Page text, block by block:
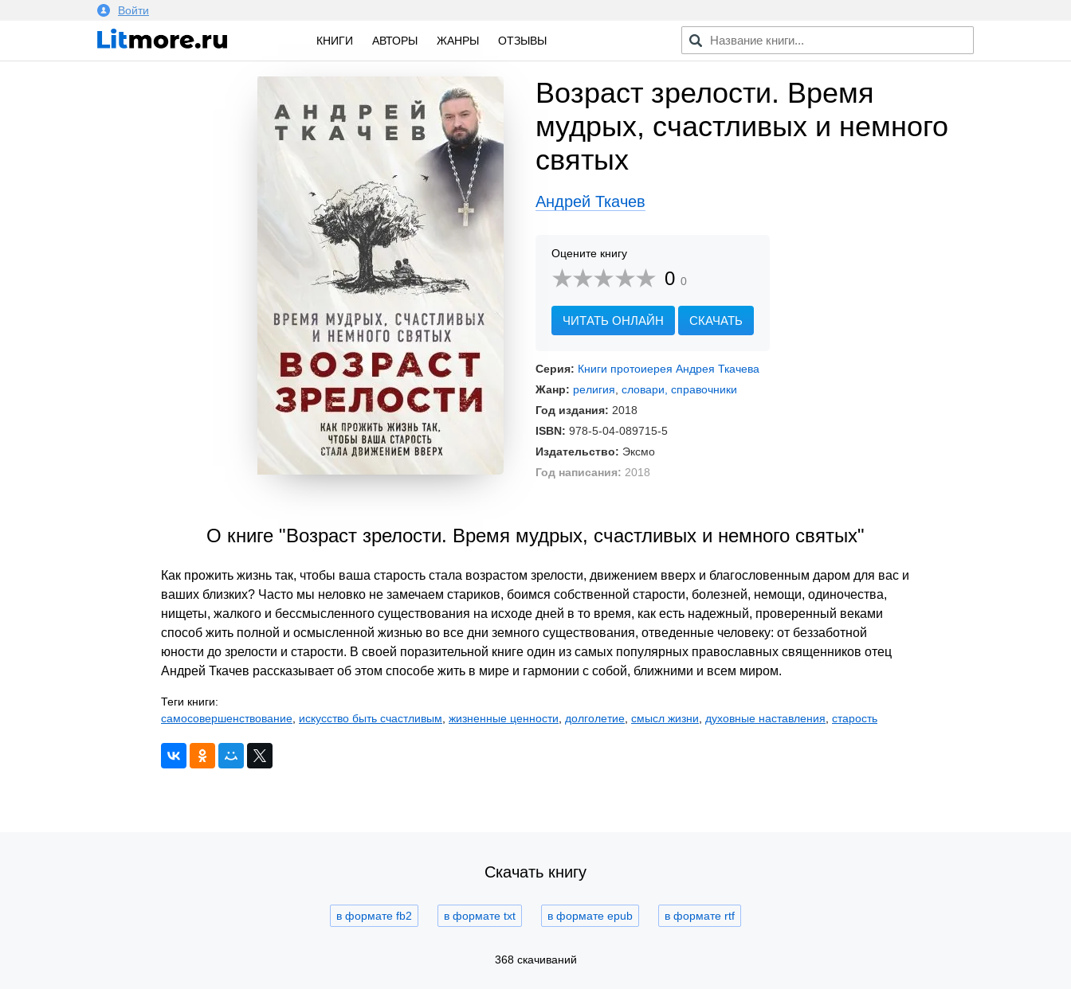
Войти
КНИГИ АВТОРЫ ЖАНРЫ ОТЗЫВЫ
Возраст зрелости. Время
мудрых, счастливых и немного
святых
Андрей Ткачев
Оцените книгу
0 0
ЧИТАТЬ ОНЛАЙН СКАЧАТЬ
Серия: Книги протоиерея Андрея Ткачева
Жанр: религия словари, справочники
Год издания: 2018
ISBN: 978-5-04-089715-5
Издательство: Эксмо
Год написания: 2018
О книге "Возраст зрелости. Время мудрых, счастливых и немного святых"
Как прожить жизнь так, чтобы ваша старость стала возрастом зрелости, движением вверх и благословенным даром для вас и
ваших близких? Часто мы неловко не замечаем стариков, боимся собственной старости, болезней, немощи, одиночества,
нищеты, жалкого и бессмысленного существования на исходе дней в то время, как есть надежный, проверенный веками
способ жить полной и осмысленной жизнью во все дни земного существования, отведенные человеку: от беззаботной
юности до зрелости и старости. В своей поразительной книге один из самых популярных православных священников отец
Андрей Ткачев рассказывает об этом способе жить в мире и гармонии с собой, ближними и всем миром.
Теги книги:
самосовершенствование искусство быть счастливым жизненные ценности долголетие смысл жизни духовные наставления старость
Скачать книгу
в формате fb2 в формате txt в формате epub в формате rtf
368 скачиваний